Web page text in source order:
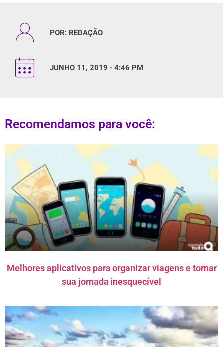
POR: REDAÇÃO
JUNHO 11, 2019 - 4:46 PM
Recomendamos para você:
Melhores aplicativos para organizar viagens e tornar
sua jornada inesquecível